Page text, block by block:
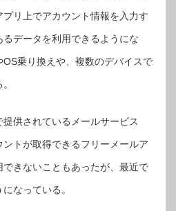
リ上でアカウント情報を入力す
データを利用できるようにな
乗り換えや、複数のデバイスで
供されているメールサービス
トが取得できるフリーメールア
できないこともあったが、最近で
なっている。